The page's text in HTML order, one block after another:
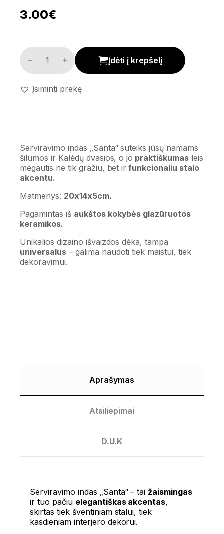
3.00€
Serviravimo indas 'Santa' kiekis
Įdėti į krepšelį
Įsiminti prekę
Serviravimo indas „Santa“ suteiks jūsų namams
šilumos ir Kalėdų dvasios, o jo praktiškumas leis
mėgautis ne tik gražiu, bet ir funkcionaliu stalo
akcentu.
Matmenys: 20x14x5cm.
Pagamintas iš aukštos kokybės glazūruotos
keramikos.
Unikalios dizaino išvaizdos dėka, tampa
universalus– galima naudoti tiek maistui, tiek
dekoravimui.
Aprašymas
Atsiliepimai
D.U.K
Serviravimo indas „Santa“ – tai žaismingas
ir tuo pačiu elegantiškas akcentas,
skirtas tiek šventiniam stalui, tiek
kasdieniam interjero dekorui.